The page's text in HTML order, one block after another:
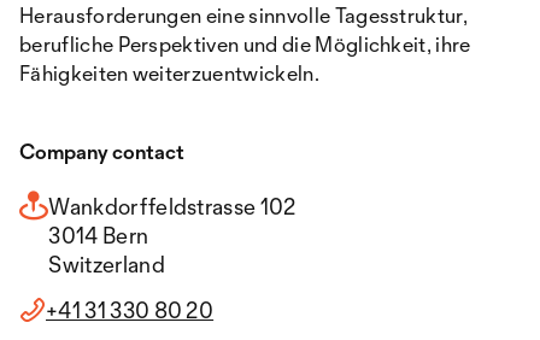
Herausforderungen eine sinnvolle Tagesstruktur,
berufliche Perspektiven und die Möglichkeit, ihre
Fähigkeiten weiterzuentwickeln.
Company contact
Wankdorffeldstrasse 102
3014 Bern
Switzerland
+41 31 330 80 20